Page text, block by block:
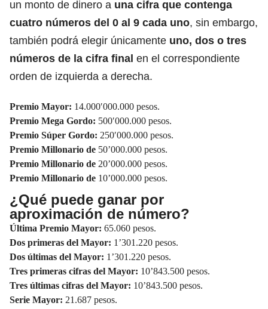
un monto de dinero a una cifra que contenga
cuatro números del 0 al 9 cada uno, sin embargo,
también podrá elegir únicamente uno, dos o tres
números de la cifra final en el correspondiente
orden de izquierda a derecha.
Premio Mayor: 14.000′000.000 pesos.
Premio Mega Gordo: 500′000.000 pesos.
Premio Súper Gordo: 250′000.000 pesos.
Premio Millonario de 50’000.000 pesos.
Premio Millonario de 20’000.000 pesos.
Premio Millonario de 10’000.000 pesos.
¿Qué puede ganar por
aproximación de número?
Última Premio Mayor: 65.060 pesos.
Dos primeras del Mayor: 1’301.220 pesos.
Dos últimas del Mayor: 1’301.220 pesos.
Tres primeras cifras del Mayor: 10’843.500 pesos.
Tres últimas cifras del Mayor: 10’843.500 pesos.
Serie Mayor: 21.687 pesos.